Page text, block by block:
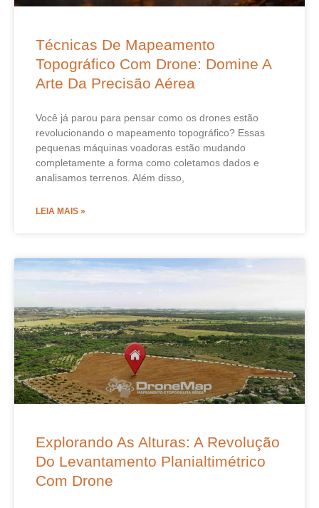
Técnicas De Mapeamento
Topográfico Com Drone: Domine A
Arte Da Precisão Aérea
Você já parou para pensar como os drones estão
revolucionando o mapeamento topográfico? Essas
pequenas máquinas voadoras estão mudando
completamente a forma como coletamos dados e
analisamos terrenos. Além disso,
LEIA MAIS »
Explorando As Alturas: A Revolução
Do Levantamento Planialtimétrico
Com Drone